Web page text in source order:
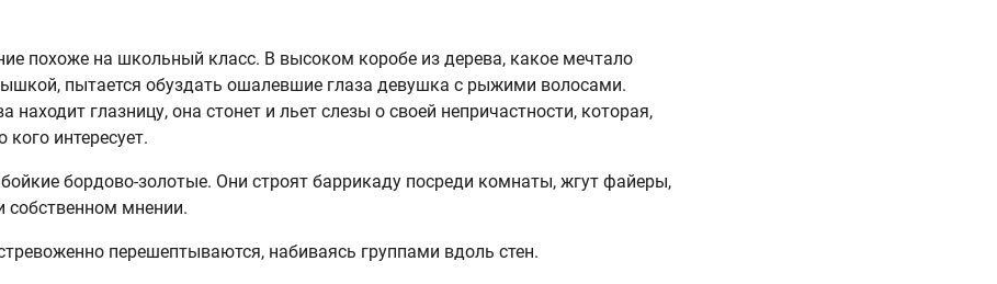
похоже на школьный класс. В высоком коробе из дерева, какое мечтало
пытается обуздать ошалевшие глаза девушка с рыжими волосами.
находит глазницу, она стонет и льет слезы о своей непричастности, которая,
кого интересует.
бордово-золотые. Они строят баррикаду посреди комнаты, жгут файеры,
собственном мнении.
перешептываются, набиваясь группами вдоль стен.